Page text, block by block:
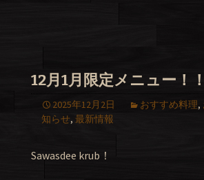
12月1月限定メニュー！！
2025年12月2日 おすすめ料理,
知らせ, 最新情報
Sawasdee krub！